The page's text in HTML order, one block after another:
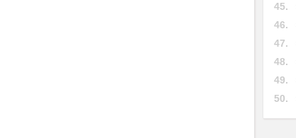
45.
46.
47.
48.
49.
50.